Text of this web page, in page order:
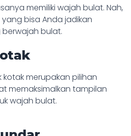
memiliki wajah bulat. Nah,
bisa Anda jadikan
bulat.
merupakan pilihan
memaksimalkan tampilan
wajah bulat.